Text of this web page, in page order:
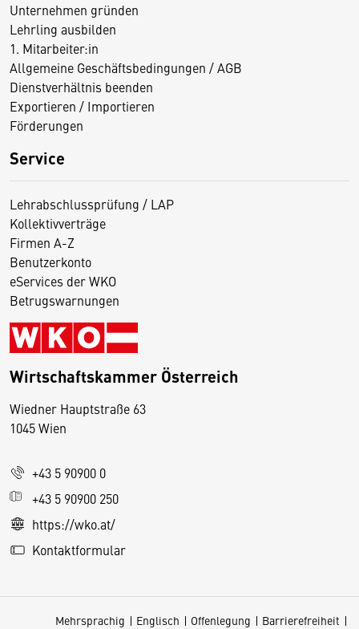
Unternehmen gründen
Lehrling ausbilden
1. Mitarbeiter:in
Allgemeine Geschäftsbedingungen / AGB
Dienstverhältnis beenden
Exportieren / Importieren
Förderungen
Service
Lehrabschlussprüfung / LAP
Kollektivverträge
Firmen A-Z
Benutzerkonto
eServices der WKO
Betrugswarnungen
Wirtschaftskammer Österreich
Wiedner Hauptstraße 63
1045 Wien
+43 5 90900 0
+43 5 90900 250
https://wko.at/
Kontaktformular
Mehrsprachig Englisch Offenlegung Barrierefreiheit
D
s
e
S
e